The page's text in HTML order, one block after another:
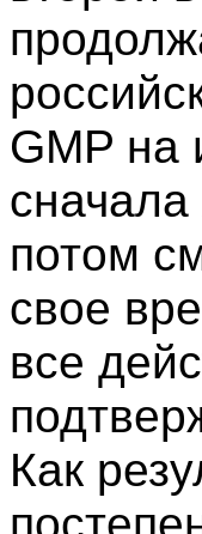
GMP на
потом
свое
все
Как